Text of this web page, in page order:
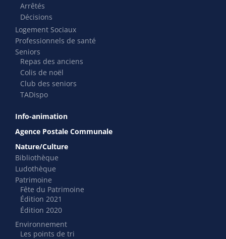
Arrêtés
Décisions
Logement Sociaux
Professionnels de santé
Seniors
Repas des anciens
Colis de noël
Club des seniors
TADispo
Info-animation
Agence Postale Communale
Nature/Culture
Bibliothèque
Ludothèque
Patrimoine
Fête du Patrimoine
Édition 2021
Édition 2020
Environnement
Les points de tri